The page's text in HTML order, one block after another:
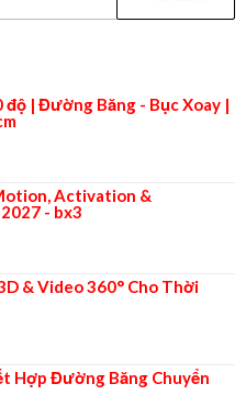
độ | Đường Băng - Bục Xoay |
Activation &
- bx3
& Video 360° Cho Thời
Hợp Đường Băng Chuyển